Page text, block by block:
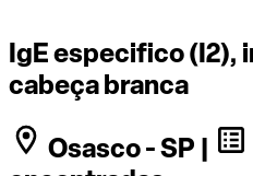
IgE especifico (I2),
cabeça branca
Osasco - SP |